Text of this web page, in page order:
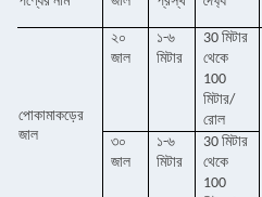
পোকামাকড়ের
জাল
২০
জাল
১-৬
মিটার
30 মিটার
থেকে
100
মিটার/
রোল
৩০
জাল
১-৬
মিটার
30 মিটার
থেকে
100